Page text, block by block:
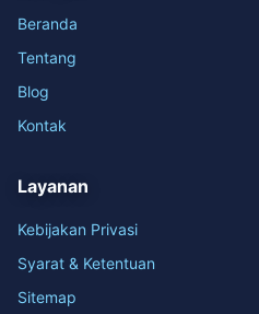
Beranda
Tentang
Blog
Kontak
Layanan
Kebijakan Privasi
Syarat & Ketentuan
Sitemap